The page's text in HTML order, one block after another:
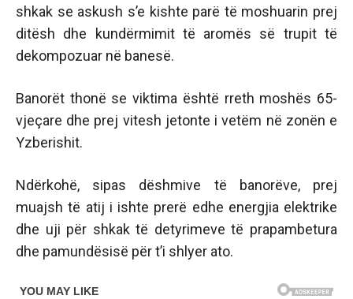
shkak se askush s’e kishte parë të moshuarin prej
ditësh dhe kundërmimit të aromës së trupit të
dekompozuar në banesë.
Banorët thonë se viktima është rreth moshës 65-
vjeçare dhe prej vitesh jetonte i vetëm në zonën e
Yzberishit.
Ndërkohë, sipas dëshmive të banorëve, prej
muajsh të atij i ishte prerë edhe energjia elektrike
dhe uji për shkak të detyrimeve të prapambetura
dhe pamundësisë për t’i shlyer ato.